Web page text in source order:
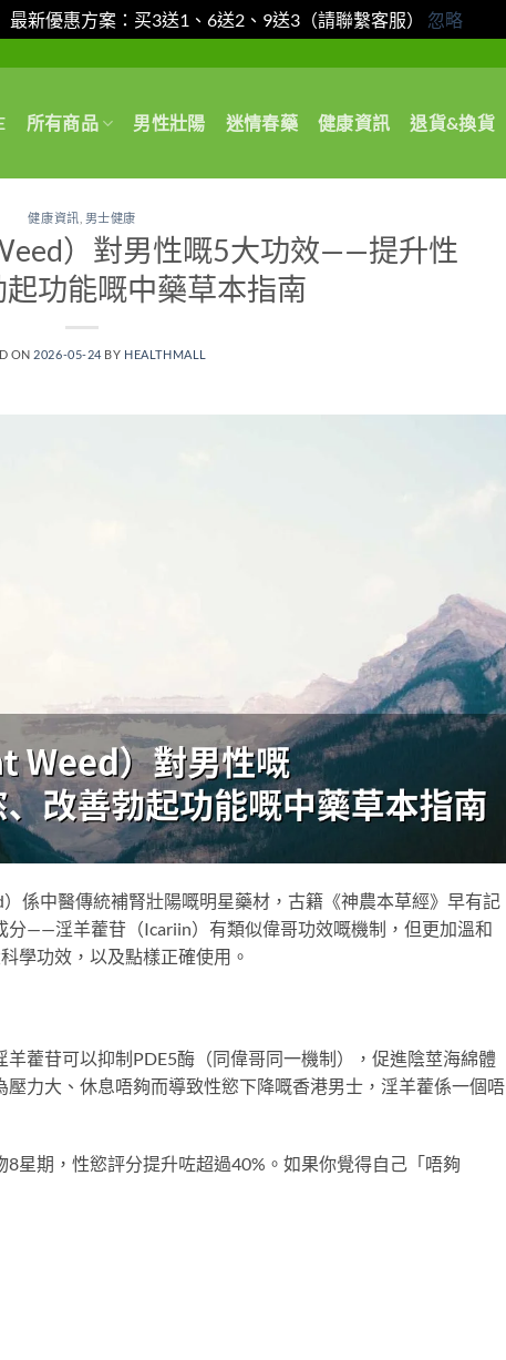
最新優惠方案：买3送1、6送2、9送3（請聯繫客服） 忽略
所有商品 男性壯陽 迷情春藥 健康資訊 退貨&換貨
健康資訊 男士健康
）對男性嘅5大功效——提升性
功能嘅中藥草本指南
ON 2026-05-24 BY HEALTHMALL
係中醫傳統補腎壯陽嘅明星藥材，古籍《神農本草經》早有記
分——淫羊藿苷（Icariin）有類似偉哥功效嘅機制，但更加溫和
學功效，以及點樣正確使用。
藿苷可以抑制PDE5酶（同偉哥同一機制），促進陰莖海綿體
力大、休息唔夠而導致性慾下降嘅香港男士，淫羊藿係一個唔
星期，性慾評分提升咗超過40%。如果你覺得自己「唔夠